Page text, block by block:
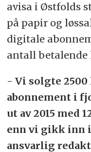
avisa i Østfolds
på papir og
digitale
antall betalende
- Vi solgte
abonnement i
ut av 2015 med
enn vi gikk inn
ansvarlig